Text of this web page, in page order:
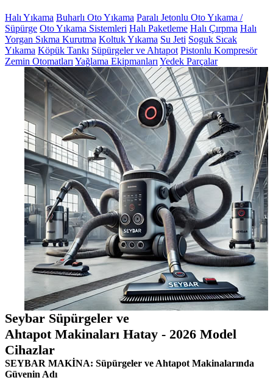
Halı Yıkama Buharlı Oto Yıkama Paralı Jetonlu Oto Yıkama /
Süpürge Oto Yıkama Sistemleri Halı Paketleme Halı Çırpma Halı
Yorgan Sıkma Kurutma Koltuk Yıkama Su Jeti Soguk Sıcak
Yıkama Köpük Tankı Süpürgeler ve Ahtapot Pistonlu Kompresör
Zemin Otomatları Yağlama Ekipmanları Yedek Parçalar
Seybar Süpürgeler ve
Ahtapot Makinaları Hatay - 2026 Model
Cihazlar
SEYBAR MAKİNA: Süpürgeler ve Ahtapot Makinalarında
Güvenin Adı